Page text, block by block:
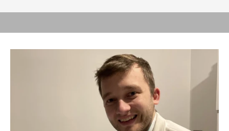
PROSTY, SOLIDNY, WYDAJNY